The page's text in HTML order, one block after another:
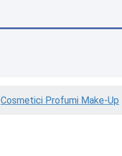
Cosmetici Profumi Make-Up